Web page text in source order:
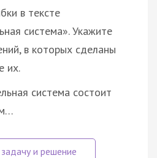
в тексте
система». Укажите
в которых сделаны
их.
система состоит